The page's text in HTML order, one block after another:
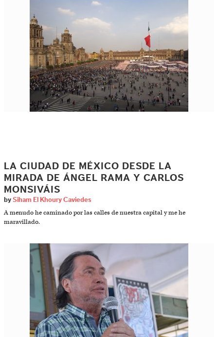
LA CIUDAD DE MÉXICO DESDE LA
MIRADA DE ÁNGEL RAMA Y CARLOS
MONSIVÁIS
by Siham El Khoury Caviedes
A menudo he caminado por las calles de nuestra capital y me he
maravillado.